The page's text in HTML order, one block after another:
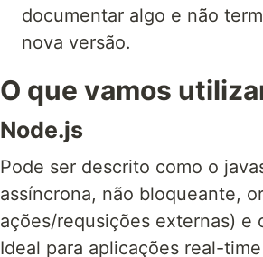
documentar algo e não
nova versão.
O que vamos
Node.js
Pode ser descrito como o
assíncrona, não bloqueante,
ações/requsições externas) e
Ideal para aplicações real-time